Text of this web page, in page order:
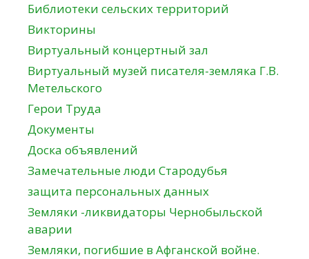
Библиотеки сельских территорий
Викторины
Виртуальный концертный зал
Виртуальный музей писателя-земляка Г.В.
Метельского
Герои Труда
Документы
Доска объявлений
Замечательные люди Стародубья
защита персональных данных
Земляки -ликвидаторы Чернобыльской
аварии
Земляки, погибшие в Афганской войне.